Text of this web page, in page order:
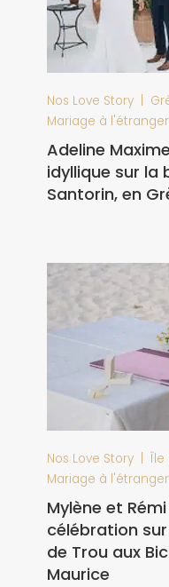
Nos Love Story
Mariage à l'étranger
Adeline
idyllique sur la
Santorin, en
Nos Love Story Île
Mariage à l'étranger
Mylène et
célébration
de Trou aux
Maurice